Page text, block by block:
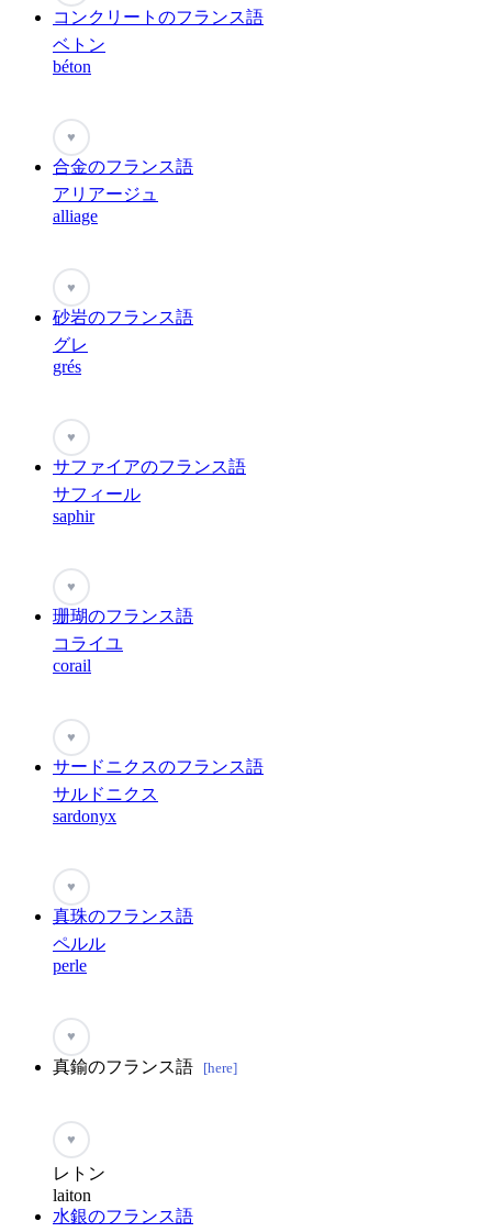
コンクリートのフランス語
ベトン
béton
♥
合金のフランス語
アリアージュ
alliage
♥
砂岩のフランス語
グレ
grés
♥
サファイアのフランス語
サフィール
saphir
♥
珊瑚のフランス語
コライユ
corail
♥
サードニクスのフランス語
サルドニクス
sardonyx
♥
真珠のフランス語
ペルル
perle
♥
真鍮のフランス語 [here]
♥
レトン
laiton
水銀のフランス語